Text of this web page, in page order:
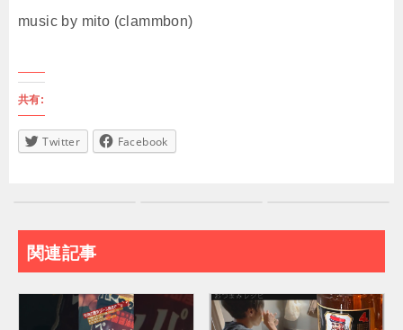
music by mito (clammbon)
共有:
Twitter Facebook
関連記事